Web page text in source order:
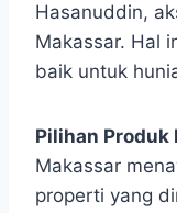
Hasanuddin,
Makassar. Hal
baik untuk
Pilihan Produk
Makassar
properti yang